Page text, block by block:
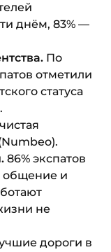
днём, 83% —
По
отметили
статуса
86% экспатов
общение и
не
дороги в